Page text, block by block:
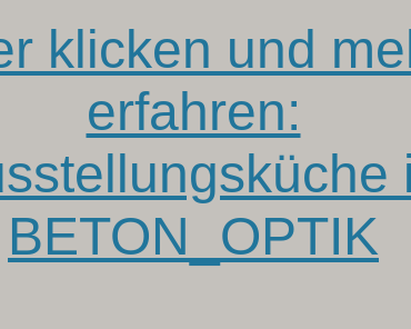
klicken und
erfahren:
BETON_OPTIK